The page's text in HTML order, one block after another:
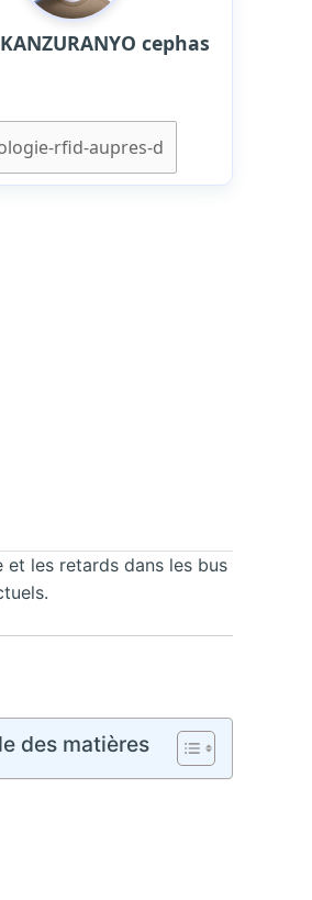
cephas
et les retards dans les bus
des matières